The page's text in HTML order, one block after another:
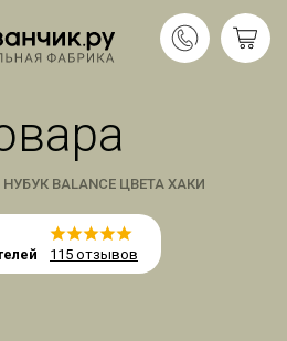
BALANCE ЦВЕТА ХАКИ
115 отзывов
Скандинавская
коллекция